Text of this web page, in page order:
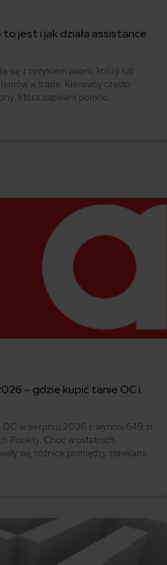
jest i jak działa assistance
się z ryzykiem awarii, kolizji lub
w trasie. Kierowcy często
która zapewni pomoc
pojawia się w tym kontekście, jest
– gdzie kupić tanie OC i
w sierpniu 2026 r. wynosi 649 zł
Punkty. Choć w ostatnich
się, różnice pomiędzy stawkami
znaleźć najtańsze OC w Polsce